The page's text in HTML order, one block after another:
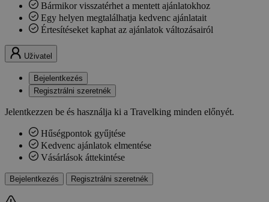
Bármikor visszatérhet a mentett ajánlatokhoz
Egy helyen megtalálhatja kedvenc ajánlatait
Értesítéseket kaphat az ajánlatok változásairól
Uživatel
Bejelentkezés
Regisztrálni szeretnék
Jelentkezzen be és használja ki a Travelking minden előnyét.
Hűségpontok gyűjtése
Kedvenc ajánlatok elmentése
Vásárlások áttekintése
Bejelentkezés Regisztrálni szeretnék